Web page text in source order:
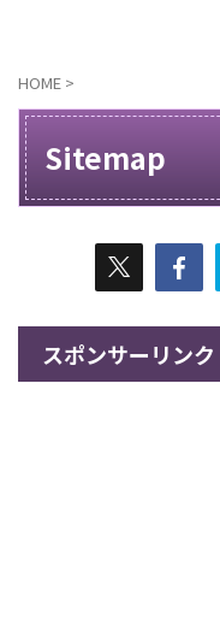
HOME >
Sitemap
スポンサーリンク